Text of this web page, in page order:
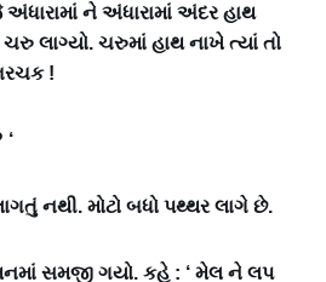
ને અંધારામાં અંદર હાથ
ચરુ લાગ્યો. ચરુમાં હાથ નાખે ત્યાં તો
!
‘
નથી. મોટો બધો પથ્થર લાગે છે.
સમજી ગયો. કહે : ‘ મેલ ને લપ